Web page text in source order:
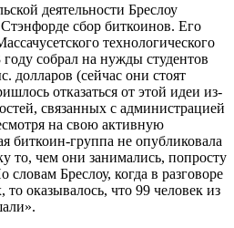
деятельности Бреслоу
сбор биткоинов. Его
технологического
собрал на нужды студентов
долларов (сейчас они стоят
отказаться от этой идеи из-
связанных с администрацией
на свою активную
биткоин-группа не опубликовала
то, чем они занимались, попросту
словам Бреслоу, когда в разговоре
оказывалось, что 99 человек из